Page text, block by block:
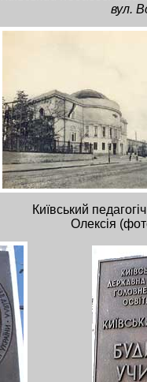
вул.
Київський
Олексія